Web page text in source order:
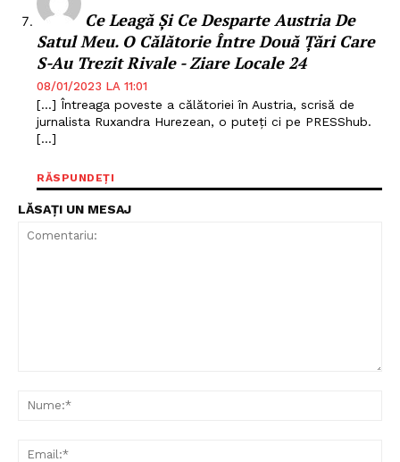
Ce Leagă Și Ce Desparte Austria De
Satul Meu. O Călătorie Între Două Țări Care
S-Au Trezit Rivale - Ziare Locale 24
08/01/2023 LA 11:01
[…] Întreaga poveste a călătoriei în Austria, scrisă de
jurnalista Ruxandra Hurezean, o puteți ci pe PRESShub.
[…]
RĂSPUNDEȚI
LĂSAȚI UN MESAJ